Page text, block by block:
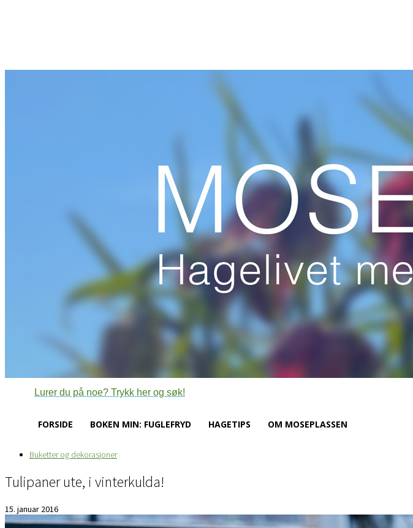
Lurer du på noe? Trykk her og søk!
FORSIDE BOKEN MIN: FUGLEFRYD HAGETIPS OM MOSEPLASSEN
Buketter og dekorasjoner
Tulipaner ute, i vinterkulda!
15. januar 2016